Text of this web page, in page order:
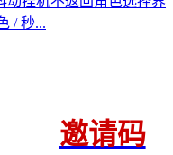
/ 秒...
邀请码